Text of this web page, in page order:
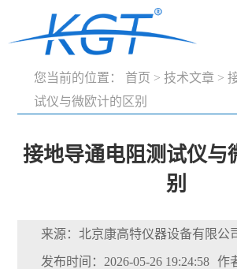
您当前的位置： 首页 > 技术文章 >
试仪与微欧计的区别
接地导通电阻测试仪与
别
来源：北京康高特仪器设备有限公
发布时间：2026-05-26 19:24:58 作